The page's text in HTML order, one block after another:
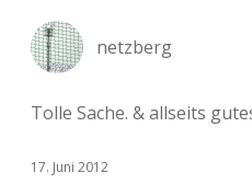
netzberg
Tolle Sache. & allseits
17. Juni 2012